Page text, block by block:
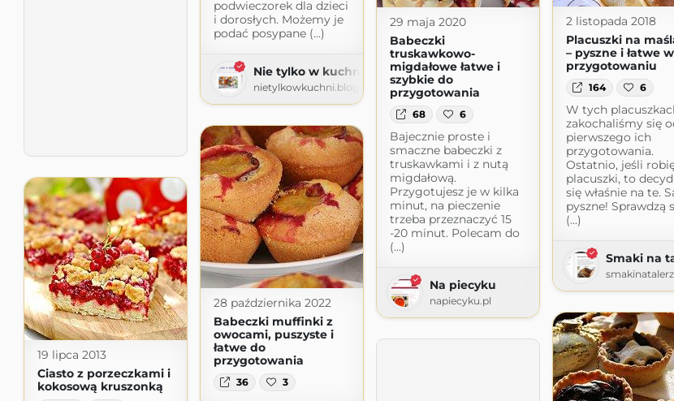
podwieczorek dla dzieci
i dorosłych. Możemy je
podać posypane (...)
Nie tylko w kuchni
nietylkowkuchni.blogspot.com
2 listopada 2018
Placuszki na
– pyszne i łatwe w
przygotowaniu
164 6
W tych
zakochaliśmy się
pierwszego ich
przygotowania.
Ostatnio, jeśli
placuszki, to
się właśnie na te.
pyszne! Sprawdzą
(...)
Smaki na
29 maja 2020
Babeczki
truskawkowo-
migdałowe łatwe i
szybkie do
przygotowania
68 6
Bajecznie proste i
smaczne babeczki z
truskawkami i z nutą
migdałową.
Przygotujesz je w kilka
minut, na pieczenie
trzeba przeznaczyć 15
-20 minut. Polecam do
(...)
Na piecyku
napiecyku.pl
28 października 2022
Babeczki muffinki z
owocami, puszyste i
łatwe do
przygotowania
36 3
19 lipca 2013
Ciasto z porzeczkami i
kokosową kruszonką